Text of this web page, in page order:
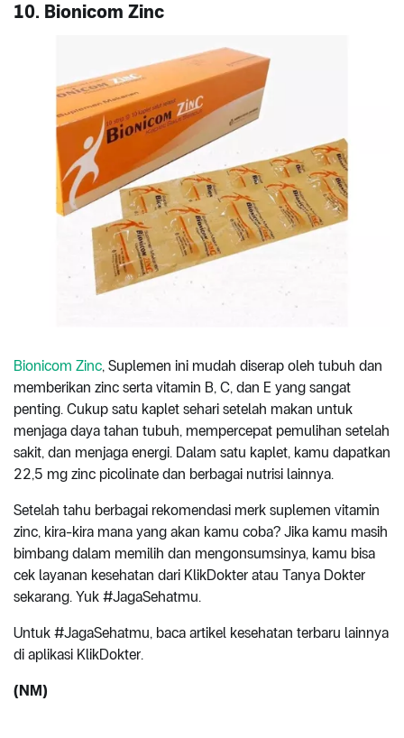
10. Bionicom Zinc
Bionicom Zinc, Suplemen ini mudah diserap oleh tubuh dan
memberikan zinc serta vitamin B, C, dan E yang sangat
penting. Cukup satu kaplet sehari setelah makan untuk
menjaga daya tahan tubuh, mempercepat pemulihan setelah
sakit, dan menjaga energi. Dalam satu kaplet, kamu dapatkan
22,5 mg zinc picolinate dan berbagai nutrisi lainnya.
Setelah tahu berbagai rekomendasi merk suplemen vitamin
zinc, kira-kira mana yang akan kamu coba? Jika kamu masih
bimbang dalam memilih dan mengonsumsinya, kamu bisa
cek layanan kesehatan dari KlikDokter atau Tanya Dokter
sekarang. Yuk #JagaSehatmu.
Untuk #JagaSehatmu, baca artikel kesehatan terbaru lainnya
di aplikasi KlikDokter.
(NM)